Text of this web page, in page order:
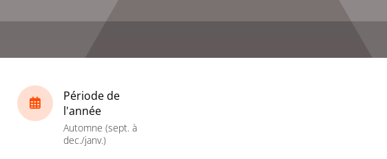
Période de
l'année
Automne (sept. à
dec./janv.)